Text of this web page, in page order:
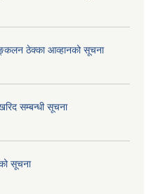
ठेक्का आव्हानको सूचना
सम्बन्धी सूचना
सूचना